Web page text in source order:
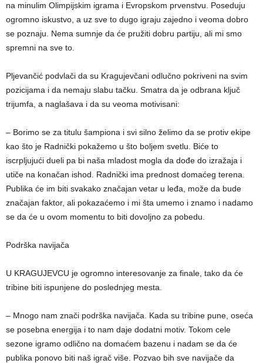
na minulim Olimpijskim igrama i Evropskom prvenstvu. Poseduju
ogromno iskustvo, a uz sve to dugo igraju zajedno i veoma dobro
se poznaju. Nema sumnje da će pružiti dobru partiju, ali mi smo
spremni na sve to.
Pljevančić podvlači da su Kragujevčani odlučno pokriveni na svim
pozicijama i da nemaju slabu tačku. Smatra da je odbrana ključ
trijumfa, a naglašava i da su veoma motivisani:
– Borimo se za titulu šampiona i svi silno želimo da se protiv ekipe
kao što je Radnički pokažemo u što boljem svetlu. Biće to
iscrpljujući dueli pa bi naša mladost mogla da dođe do izražaja i
utiče na konačan ishod. Radnički ima prednost domaćeg terena.
Publika će im biti svakako značajan vetar u leđa, može da bude
značajan faktor, ali pokazaćemo i mi šta umemo i znamo i nadamo
se da će u ovom momentu to biti dovoljno za pobedu.
Podrška navijača
U KRAGUJEVCU je ogromno interesovanje za finale, tako da će
tribine biti ispunjene do poslednjeg mesta.
– Mnogo nam znači podrška navijača. Kada su tribine pune, oseća
se posebna energija i to nam daje dodatni motiv. Tokom cele
sezone igramo odlično na domaćem bazenu i nadam se da će
publika ponovo biti naš igrač više. Pozvao bih sve navijače da